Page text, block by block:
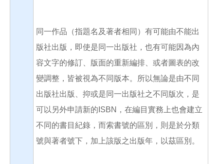
同一作品（指題名及著者相同）有可能由不能出
版社出版，即使是同一出版社，也有可能因為內
容文字的修訂、版面的重新編排、或者圖表的改
變調整，皆被視為不同版本。所以無論是由不同
出版社出版、抑或是同一出版社之不同版次，是
可以另外申請新的ISBN，在編目實務上也會建立
不同的書目紀錄，而索書號的區別，則是於分類
號與著者號下，加上該版之出版年，以茲區別。